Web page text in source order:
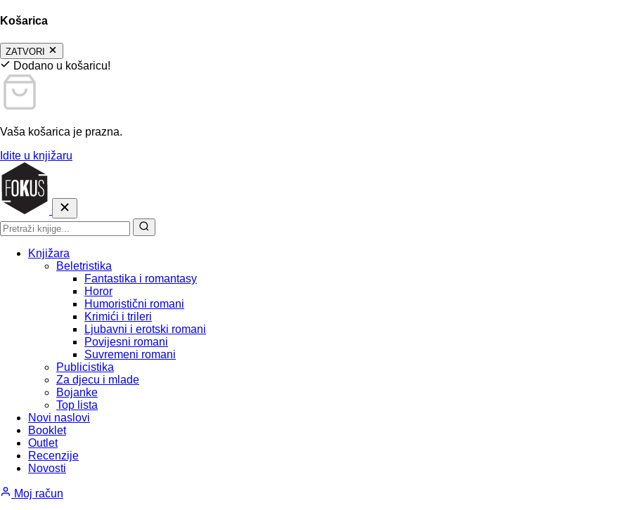
Košarica
ZATVORI
Dodano u košaricu!
Vaša košarica je prazna.
Idite u knjižaru
Knjižara
Beletristika
Fantastika i romantasy
Horor
Humoristični romani
Krimići i trileri
Ljubavni i erotski romani
Povijesni romani
Suvremeni romani
Publicistika
Za djecu i mlade
Bojanke
Top lista
Novi naslovi
Booklet
Outlet
Recenzije
Novosti
Moj račun